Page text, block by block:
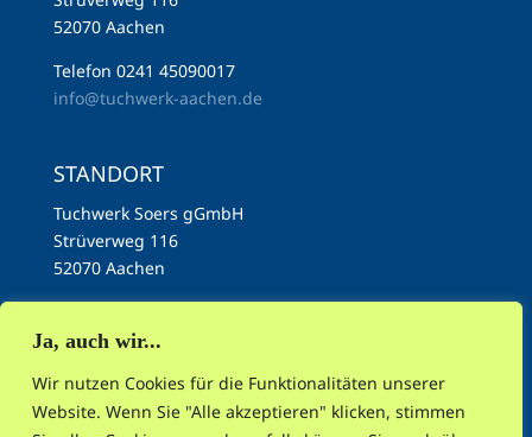
Ja, auch wir...
Wir nutzen Cookies für die Funktionalitäten unserer
Website. Wenn Sie "Alle akzeptieren" klicken, stimmen
52070 Aachen
Telefon 0241 45090017
info@tuchwerk-aachen.de
STANDORT
Tuchwerk Soers gGmbH
Strüverweg 116
52070 Aachen
info@tuchwerk-aachen.de